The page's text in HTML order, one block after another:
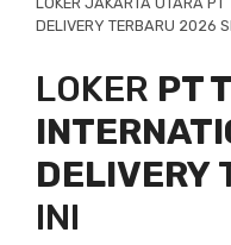
DELIVERY TERBARU 2026
LOKER PT
DELIVERY
INI